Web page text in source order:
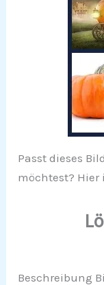
Passt dieses
möchtest? Hier
Beschreibung